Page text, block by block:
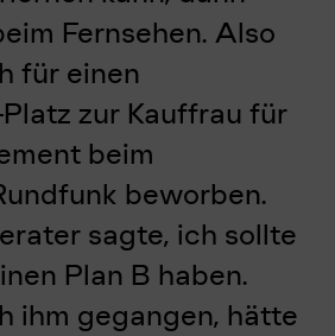
Fernsehen. Also
für einen
zur Kauffrau für
beim
beworben.
sagte, ich sollte
Plan B haben.
ihm gegangen, hätte